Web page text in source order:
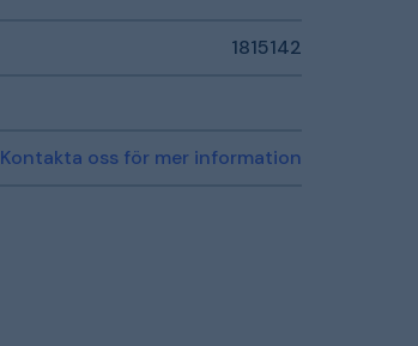
1815142
Kontakta oss för mer information